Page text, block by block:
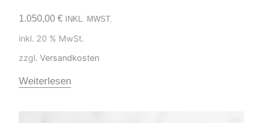
1.050,00 € INKL. MWST.
inkl. 20 % MwSt.
zzgl. Versandkosten
Weiterlesen